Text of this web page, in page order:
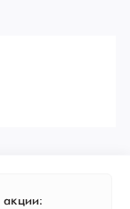
акции: